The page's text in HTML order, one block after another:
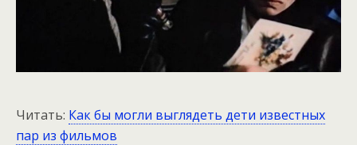
Читать: Как бы могли выглядеть дети известных
пар из фильмов